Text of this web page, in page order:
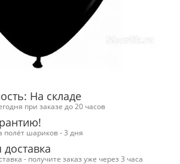
На складе
при заказе до 20 часов
полёт шариков - 3 дня
- получите заказ уже через 3 часа